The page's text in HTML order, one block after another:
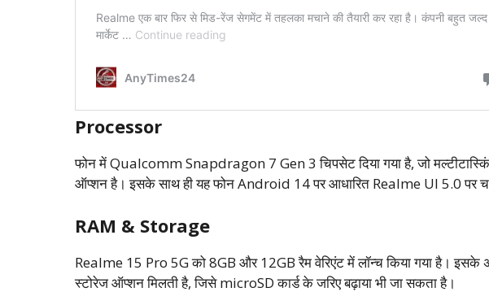
Processor
फोन में Qualcomm Snapdragon 7 Gen 3 चिपसेट दिया गया है, जो
ऑप्शन है। इसके साथ ही यह फोन Android 14 पर आधारित Realme UI 5.0 पर
RAM & Storage
Realme 15 Pro 5G को 8GB और 12GB रैम वेरिएंट में लॉन्च किया गया है।
स्टोरेज ऑप्शन मिलती है, जिसे microSD कार्ड के जरिए बढ़ाया भी जा सकता है।